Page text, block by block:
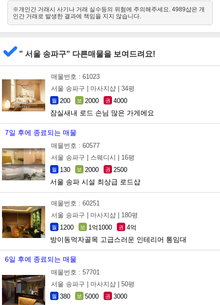
※개인간 거래시 사기나 거래 실수등의 위험에 주의해주세요. 4989샵은 개
인간 거래로 발생한 결과에 책임을 지지 않습니다.
" 서울 송파구" 다른매물을 보여드려요!
매물번호 : 61023
서울 송파구 |
마사지샵 | 34평
월 200 보 2000 권 4000
잠실새내 로드 손님 많은 가게에요
7일 후에 종료되는 매물
매물번호 : 60577
서울 송파구 |
스웨디시 | 16평
월 130 보 2000 권 2500
서울 송파 시설 최상급 로드샵
매물번호 : 60251
서울 송파구 |
마사지샵 | 180평
월 1200 보 1억1000 권 4억
방이동먹자골목 고급스러운 인테리어 통임대
6일 후에 종료되는 매물
매물번호 : 57701
서울 송파구 |
마사지샵 | 50평
월 380 보 5000 권 3000